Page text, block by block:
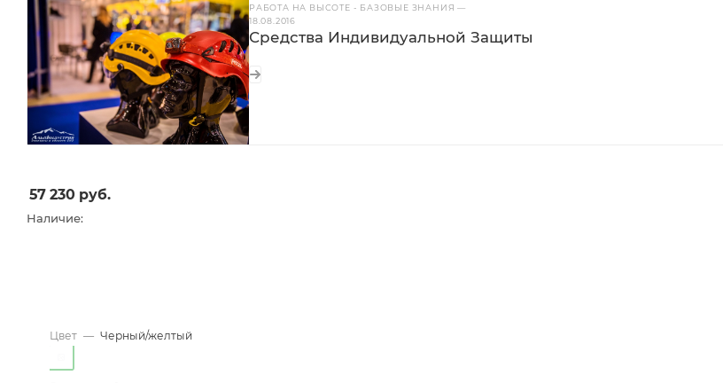
РАБОТА НА ВЫСОТЕ - БАЗОВЫЕ ЗНАНИЯ—
18.08.2016
Средства Индивидуальной Защиты
57 230 руб.
Наличие:
Цвет — Черный/желтый